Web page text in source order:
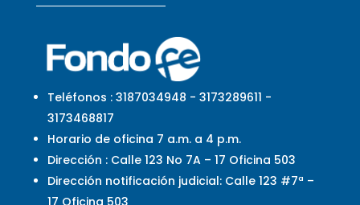
Teléfonos : 3187034948 - 3173289611 -
3173468817
Horario de oficina 7 a.m. a 4 p.m.
Dirección : Calle 123 No 7A – 17 Oficina 503
Dirección notificación judicial: Calle 123 #7ª –